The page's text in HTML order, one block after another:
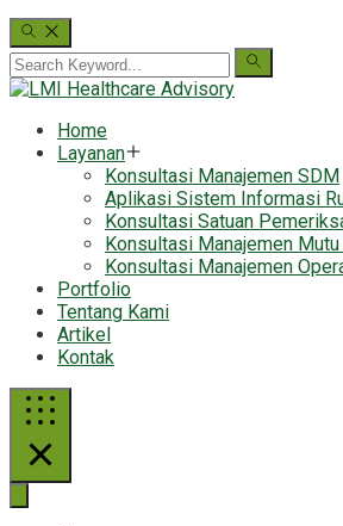
Home
Layanan
Konsultasi Manajemen SDM
Aplikasi Sistem Informasi
Konsultasi Satuan
Konsultasi Manajemen
Konsultasi Manajemen
Portfolio
Tentang Kami
Artikel
Kontak